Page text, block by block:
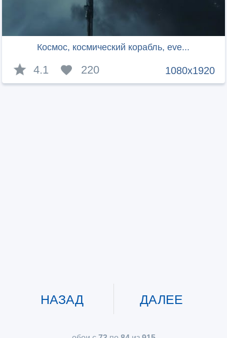
Космос, космический корабль, eve...
1080x1920
4.1 220
НАЗАД ДАЛЕЕ